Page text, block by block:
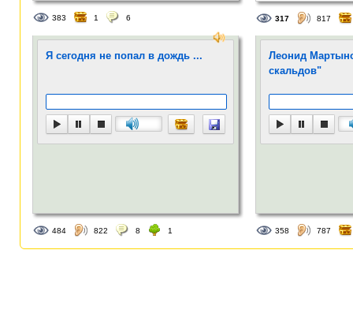
383 1 6 317 817
Я сегодня не попал в дождь ...
484 822 8 1
Леонид
скальдов"
358 787